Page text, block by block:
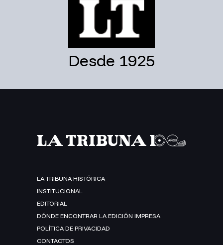
Desde 1925
LA TRIBUNA HISTÓRICA
INSTITUCIONAL
EDITORIAL
DÓNDE ENCONTRAR LA EDICIÓN IMPRESA
POLÍTICA DE PRIVACIDAD
CONTACTOS